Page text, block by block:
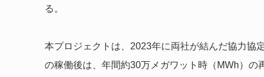
る。
本プロジェクトは、2023年に両社が結んだ協力協
の稼働後は、年間約30万メガワット時（MWh）